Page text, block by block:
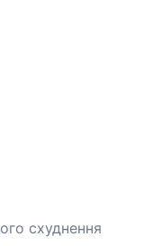
схуднення